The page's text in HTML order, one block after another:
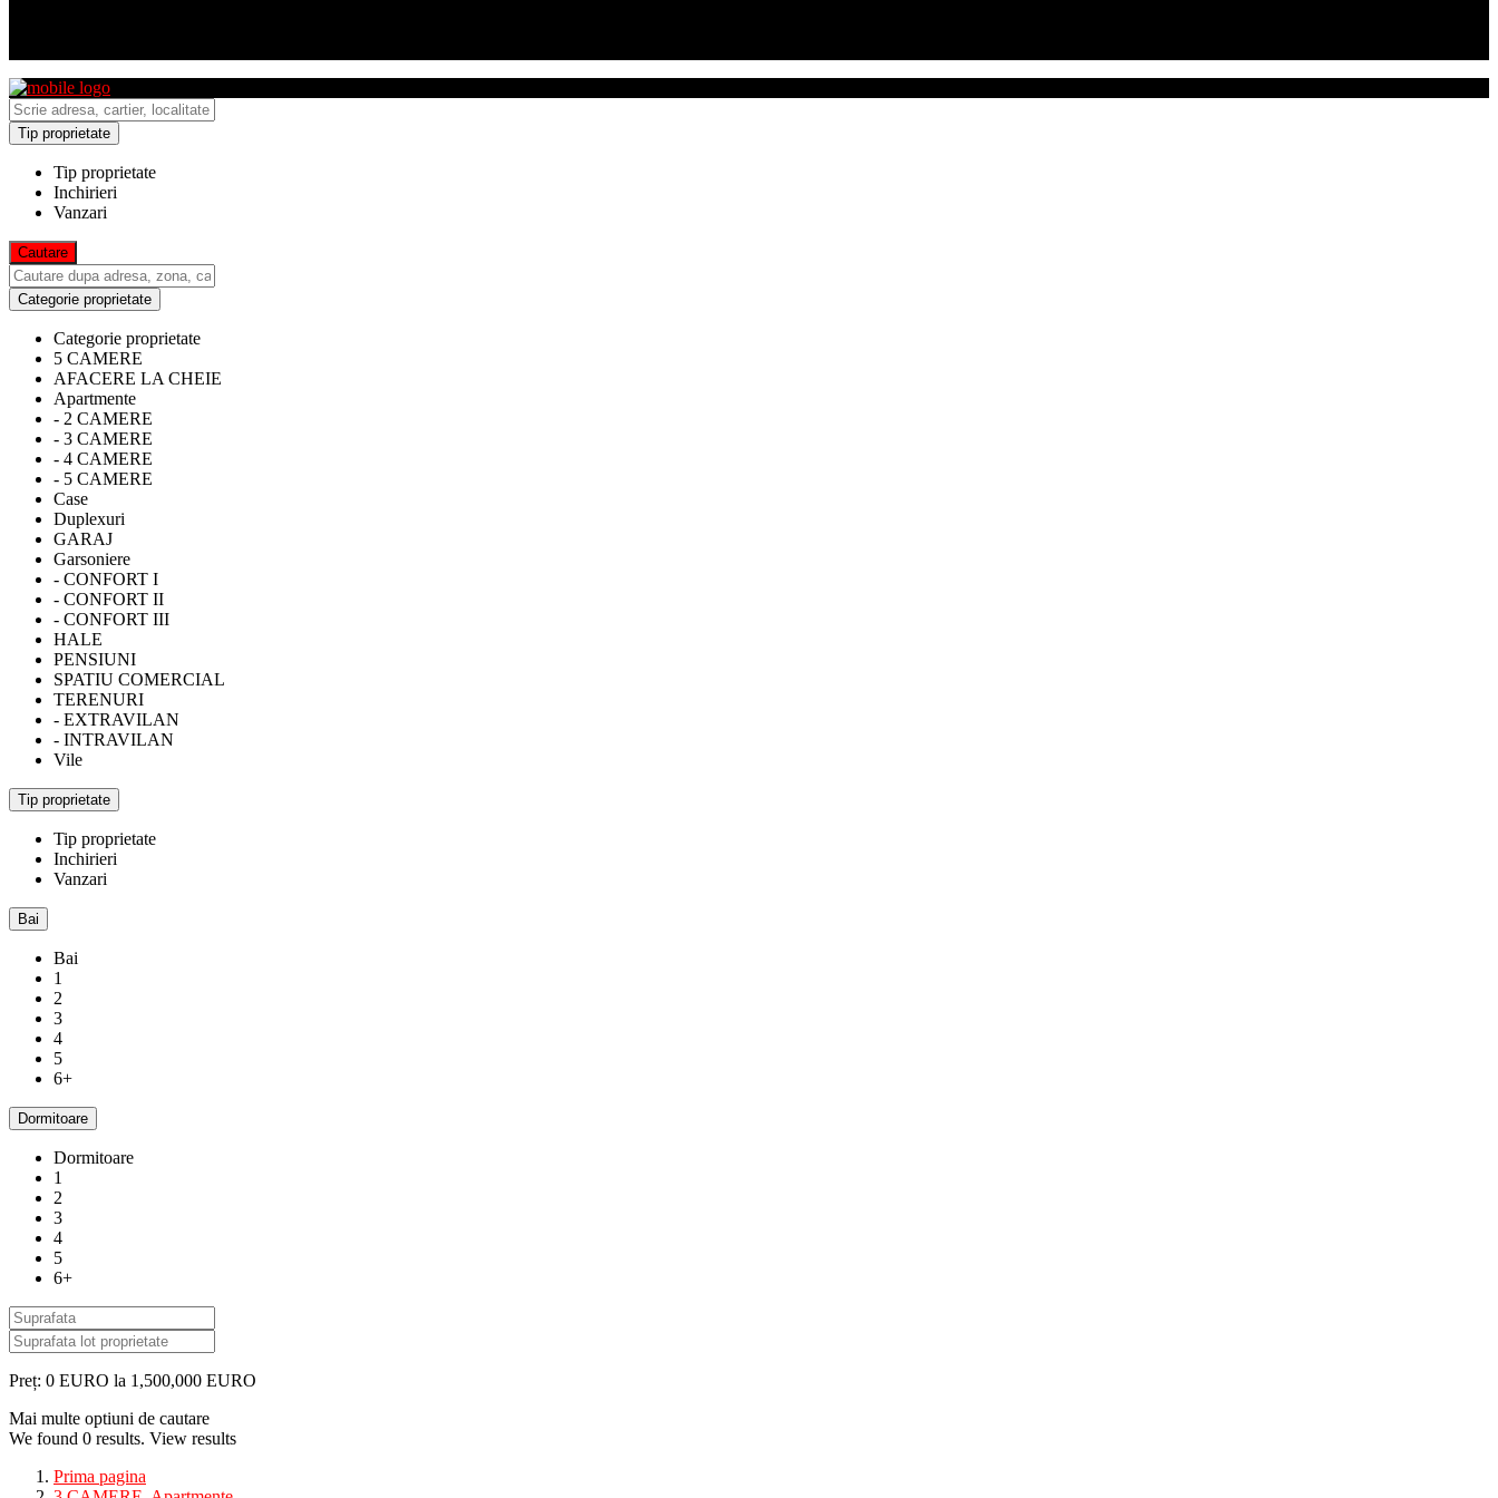
Tip proprietate
Tip proprietate
Inchirieri
Vanzari
Categorie proprietate
Categorie proprietate
5 CAMERE
AFACERE LA CHEIE
Apartmente
- 2 CAMERE
- 3 CAMERE
- 4 CAMERE
- 5 CAMERE
Case
Duplexuri
GARAJ
Garsoniere
- CONFORT I
- CONFORT II
- CONFORT III
HALE
PENSIUNI
SPATIU COMERCIAL
TERENURI
- EXTRAVILAN
- INTRAVILAN
Vile
Tip proprietate
Tip proprietate
Inchirieri
Vanzari
Bai
Bai
1
2
3
4
5
6+
Dormitoare
Dormitoare
1
2
3
4
5
6+
Preț: 0 EURO la 1,500,000 EURO
Mai multe optiuni de cautare
We found 0 results. View results
Prima pagina